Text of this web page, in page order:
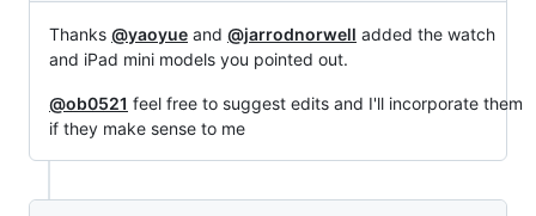
Thanks @yaoyue and @jarrodnorwell added the watch
and iPad mini models you pointed out.
@ob0521 feel free to suggest edits and I'll incorporate them
if they make sense to me